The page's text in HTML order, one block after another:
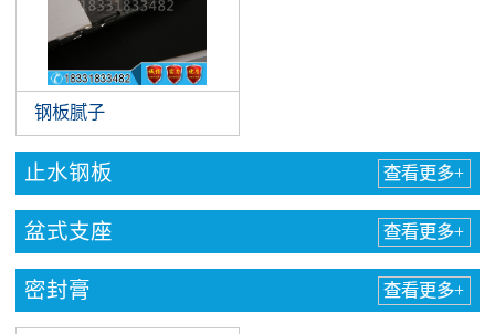
钢板腻子
止水钢板 查看更多+
盆式支座 查看更多+
密封膏 查看更多+